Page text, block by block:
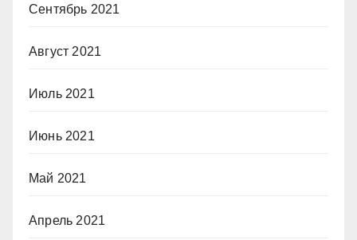
Сентябрь 2021
Август 2021
Июль 2021
Июнь 2021
Май 2021
Апрель 2021